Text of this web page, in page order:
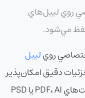
روي ليبل‌هاي
مي‌شود.
رويليبل
دقيق امکان‌پذير
است. شما مي‌توانيد طرح خود را در فرمت‌هاي PDF، AI يا PSD